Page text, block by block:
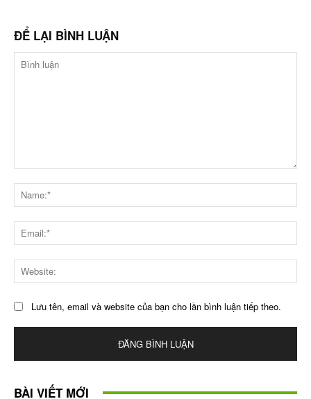
ĐỂ LẠI BÌNH LUẬN
luận
Lưu tên, email và website của bạn cho lần bình luận tiếp theo.
BÀI VIẾT MỚI